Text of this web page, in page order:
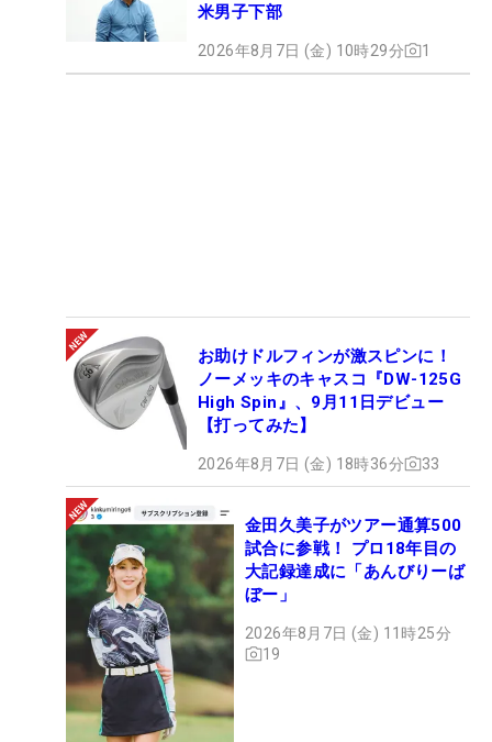
米男子下部
2026年8月7日 (金) 10時29分 1
お助けドルフィンが激スピンに！
ノーメッキのキャスコ『DW-125G
High Spin』、9月11日デビュー
【打ってみた】
2026年8月7日 (金) 18時36分 33
金田久美子がツアー通算500
試合に参戦！ プロ18年目の
大記録達成に「あんびりーば
ぼー」
2026年8月7日 (金) 11時25分
19